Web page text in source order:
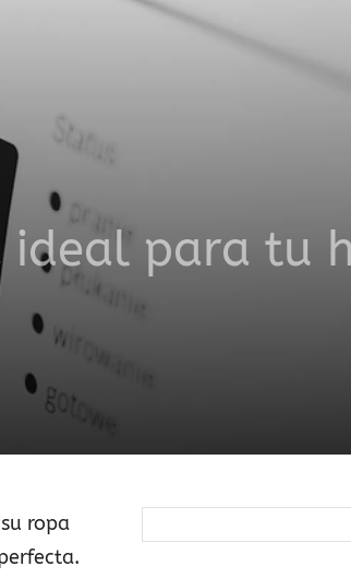
ideal para tu
ropa